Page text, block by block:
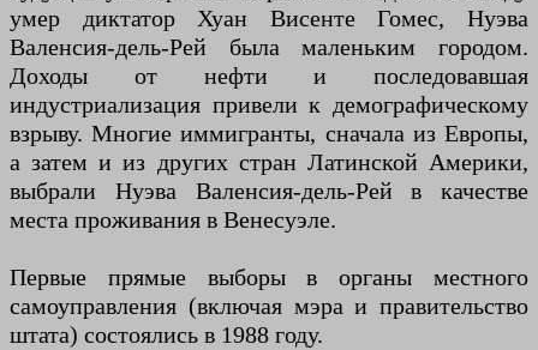
умер диктатор Хуан Висенте Гомес, Нуэва
Валенсия-дель-Рей была маленьким городом.
Доходы от нефти и последовавшая
индустриализация привели к демографическому
взрыву. Многие иммигранты, сначала из Европы,
а затем и из других стран Латинской Америки,
выбрали Нуэва Валенсия-дель-Рей в качестве
места проживания в Венесуэле.
Первые прямые выборы в органы местного
самоуправления (включая мэра и правительство
штата) состоялись в 1988 году.